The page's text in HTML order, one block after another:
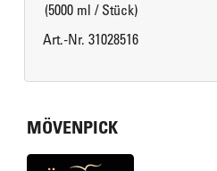
(5000 ml / Stück)
Art.-Nr. 31028516
MÖVENPICK